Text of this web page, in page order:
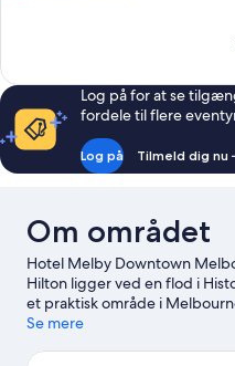
377
anmeldelserLog på for at se
fordele til flere
Log på Tilmeld dig nu
Om området
Hotel Melby Downtown
Hilton ligger ved en flod i
et praktisk område i
shoppingmuligheder.
Se mere